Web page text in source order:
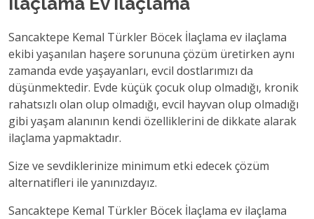
Sancaktepe Kemal Türkler Böcek İlaçlama ev ilaçlama
ekibi yaşanılan haşere sorununa çözüm üretirken aynı
zamanda evde yaşayanları, evcil dostlarımızı da
düşünmektedir. Evde küçük çocuk olup olmadığı, kronik
rahatsızlı olan olup olmadığı, evcil hayvan olup olmadığı
gibi yaşam alanının kendi özelliklerini de dikkate alarak
ilaçlama yapmaktadır.
Size ve sevdiklerinize minimum etki edecek çözüm
alternatifleri ile yanınızdayız.
Sancaktepe Kemal Türkler Böcek İlaçlama ev ilaçlama